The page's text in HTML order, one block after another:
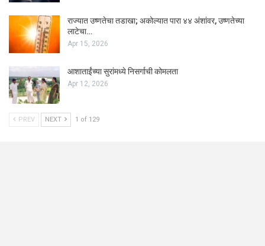
राज्यात उष्णतेचा तडाखा; अकोल्यात पारा ४४ अंशांवर, उष्णतेच्या
लाटेचा…
Apr 15, 2026
आशाताईंच्या सुरांमध्ये निसर्गाची कोमलता
Apr 12, 2026
PREV NEXT 1 of 129